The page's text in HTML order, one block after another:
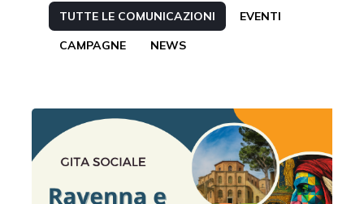
TUTTE LE COMUNICAZIONI EVENTI
CAMPAGNE NEWS